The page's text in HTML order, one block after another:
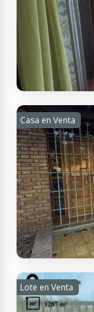
USD
69.000
Cmte. José A.
3
- 98 m² Tot.
USD
95.000
Casa en Venta
Domingo
AMPLIA
Lote en Venta